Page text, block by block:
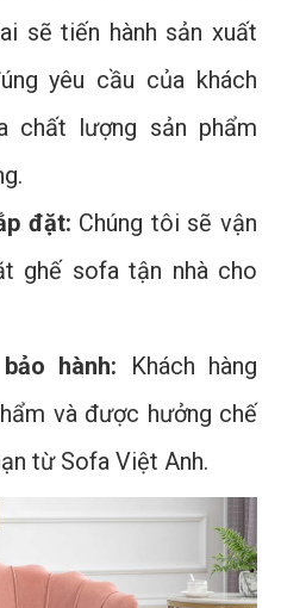
sẽ tiến hành sản xuất
yêu cầu của khách
chất lượng sản phẩm
đặt: Chúng tôi sẽ vận
ghế sofa tận nhà cho
hành: Khách hàng
và được hưởng chế
từ Sofa Việt Anh.